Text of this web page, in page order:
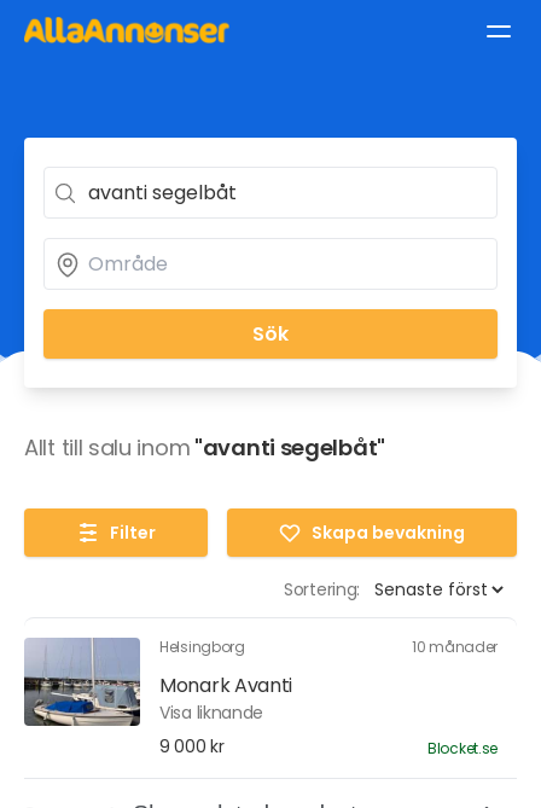
Sök
Allt till salu inom "avanti segelbåt"
Filter Skapa bevakning
Sortering:
Helsingborg 10 månader
Monark Avanti
Visa liknande
9 000 kr
Blocket.se